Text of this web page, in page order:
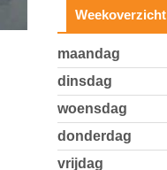
Weekoverzicht
maandag
dinsdag
woensdag
donderdag
vrijdag